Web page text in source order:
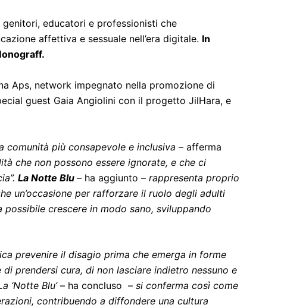
educatori e professionisti che
affettiva e sessuale nell’era digitale. In
Aps, network impegnato nella promozione di
guest Gaia Angiolini con il progetto JilHara, e
comunità più consapevole e inclusiva – afferma
che non possono essere ignorate, e che ci
La Notte Blu – ha aggiunto – rappresenta proprio
un’occasione per rafforzare il ruolo degli adulti
crescere in modo sano, sviluppando
prevenire il disagio prima che emerga in forme
prendersi cura, di non lasciare indietro nessuno e
‘Notte Blu’– ha concluso – si conferma così come
contribuendo a diffondere una cultura